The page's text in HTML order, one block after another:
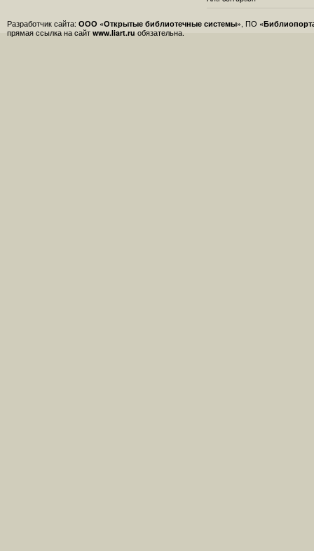
Разработчик сайта: ООО «Открытые библиотечные системы», ПО
прямая ссылка на сайт www.liart.ru обязательна.